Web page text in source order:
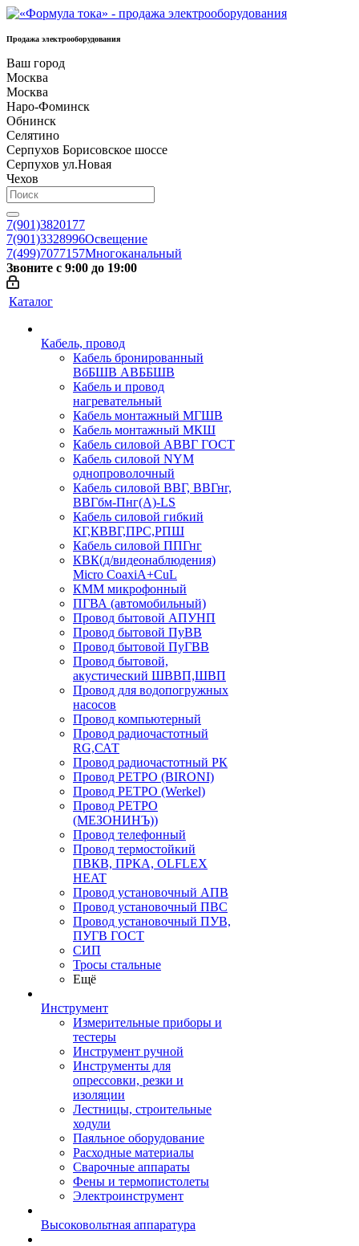
Продажа электрооборудования
Ваш город
Москва
Москва
Наро-Фоминск
Обнинск
Селятино
Серпухов Борисовское шоссе
Серпухов ул.Новая
Чехов
7(901)3820177
7(901)3328996Освещение
7(499)7077157Многоканальный
Звоните с 9:00 до 19:00
Каталог
Кабель, провод
Кабель бронированный
ВбБШВ АВББШВ
Кабель и провод
нагревательный
Кабель монтажный МГШВ
Кабель монтажный МКШ
Кабель силовой АВВГ ГОСТ
Кабель силовой NYM
однопроволочный
Кабель силовой ВВГ, ВВГнг,
ВВГбм-Пнг(А)-LS
Кабель силовой гибкий
КГ,КВВГ,ПРС,РПШ
Кабель силовой ППГнг
КВК(д/видеонаблюдения)
Micro CoaxiA+CuL
КММ микрофонный
ПГВА (автомобильный)
Провод бытовой АПУНП
Провод бытовой ПуВВ
Провод бытовой ПуГВВ
Провод бытовой,
акустический ШВВП,ШВП
Провод для водопогружных
насосов
Провод компьютерный
Провод радиочастотный
RG,САТ
Провод радиочастотный РК
Провод РЕТРО (BIRONI)
Провод РЕТРО (Werkel)
Провод РЕТРО
(МЕЗОНИНЪ))
Провод телефонный
Провод термостойкий
ПВКВ, ПРКА, OLFLEX
HEAT
Провод установочный АПВ
Провод установочный ПВС
Провод установочный ПУВ,
ПУГВ ГОСТ
СИП
Тросы стальные
Ещё
Инструмент
Измерительные приборы и
тестеры
Инструмент ручной
Инструменты для
опрессовки, резки и
изоляции
Лестницы, строительные
ходули
Паяльное оборудование
Расходные материалы
Сварочные аппараты
Фены и термопистолеты
Электроинструмент
Высоковольтная аппаратура